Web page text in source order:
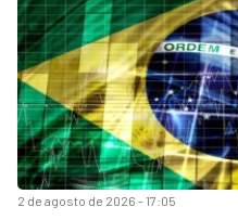
2 de agosto de 2026 - 17:05